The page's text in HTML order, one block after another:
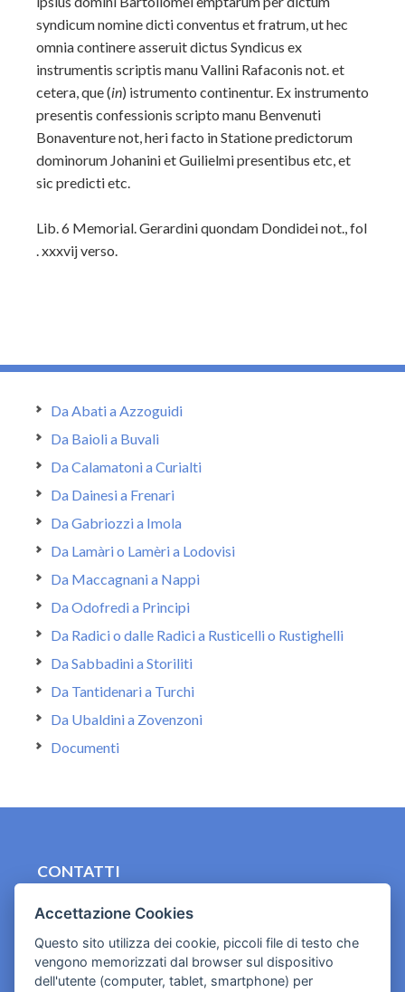
syndicum nomine dicti conventus et fratrum, ut hec
omnia continere asseruit dictus Syndicus ex
instrumentis scriptis manu Vallini Rafaconis not. et
cetera, que (in) istrumento continentur. Ex instrumento
presentis confessionis scripto manu Benvenuti
Bonaventure not, heri facto in Statione predictorum
dominorum Johanini et Guilielmi presentibus etc, et
sic predicti etc.
Lib. 6 Memorial. Gerardini quondam Dondidei not., fol
. xxxvij verso.
Da Abati a Azzoguidi
Da Baioli a Buvali
Da Calamatoni a Curialti
Da Dainesi a Frenari
Da Gabriozzi a Imola
Da Lamàri o Lamèri a Lodovisi
Da Maccagnani a Nappi
Da Odofredi a Principi
Da Radici o dalle Radici a Rusticelli o Rustighelli
Da Sabbadini a Storiliti
Da Tantidenari a Turchi
Da Ubaldini a Zovenzoni
Documenti
CONTATTI
Cookies e informativa privacy
Accettazione Cookies
Questo sito utilizza dei cookie, piccoli file di testo che
vengono memorizzati dal browser sul dispositivo
dell'utente (computer, tablet, smartphone) per